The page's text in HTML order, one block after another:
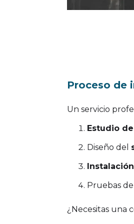
Proceso de
Un servicio
Estudio
Diseño del
Pruebas
¿Necesitas una